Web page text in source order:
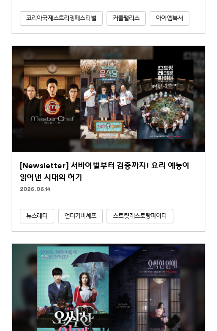
코리아국제스트리밍페스티벌 커플팰리스 아이엠복서
[Newsletter] 서바이벌부터 검증까지! 요리 예능이
읽어낸 시대의 허기
2026.06.14
뉴스레터 언더커버셰프 스트릿레스토랑파이터